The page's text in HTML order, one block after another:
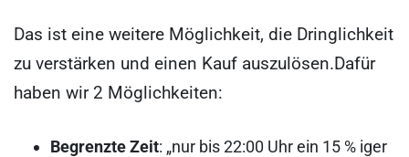
Das ist eine weitere Möglichkeit, die Dringlichkeit
zu verstärken und einen Kauf auszulösen.Dafür
haben wir 2 Möglichkeiten:
Begrenzte Zeit: „nur bis 22:00 Uhr ein 15 % iger